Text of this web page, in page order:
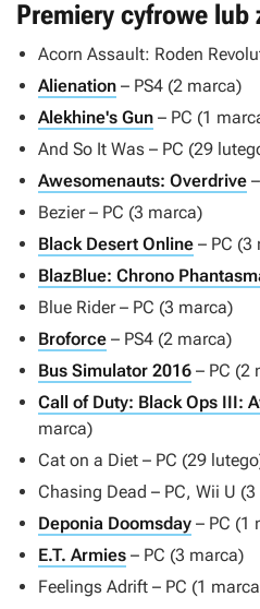
Premiery cyfrowe lub
Acorn Assault: Roden
Alienation – PS4 (2 marca)
Alekhine's Gun – PC (1
And So It Was – PC (29
Awesomenauts: Overdrive
Bezier– PC (3 marca)
Black Desert Online – PC (3
BlazBlue: Chrono
Blue Rider– PC (3 marca)
Broforce – PS4 (2 marca)
Bus Simulator 2016 – PC (2
Call of Duty: Black Ops III:
marca)
Cat on a Diet – PC (29
Chasing Dead – PC, Wii U
Deponia Doomsday – PC (1
E.T. Armies – PC (3 marca)
Feelings Adrift – PC (1